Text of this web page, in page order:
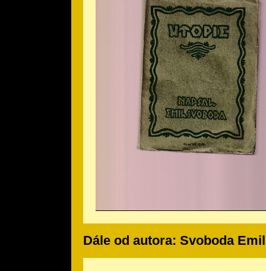
Dále od autora: Svoboda Emil